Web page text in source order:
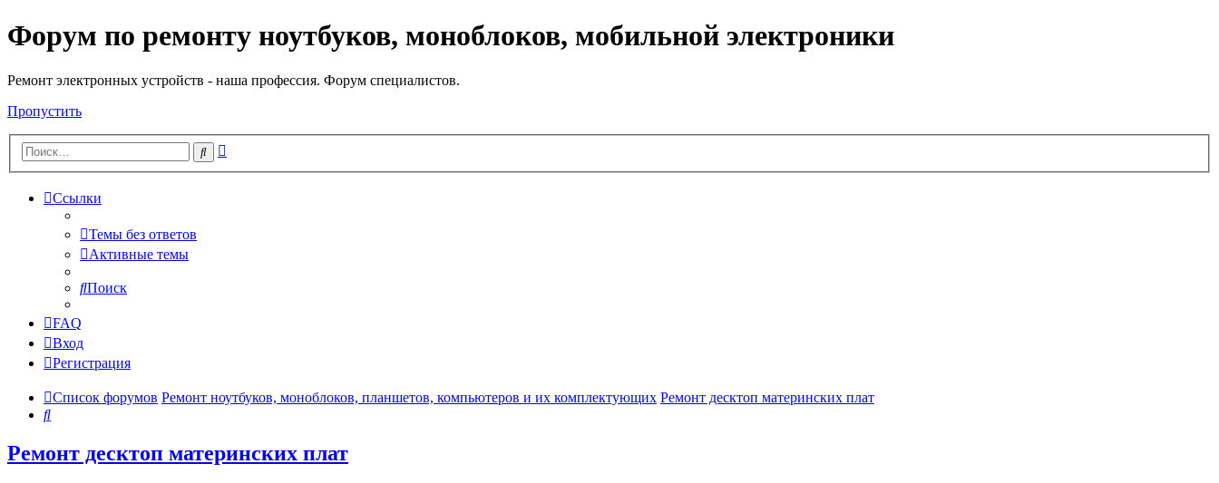
Регистрация
Форум по ремонту ноутбуков, моноблоков, мобильной электроники
Ремонт электронных устройств - наша профессия. Форум специалистов.
Пропустить
Поиск
Ссылки
Темы без ответов
Активные темы
Поиск
FAQ
Вход
Регистрация
Список форумов Ремонт ноутбуков, моноблоков, планшетов, компьютеров и их комплектующих Ремонт десктоп материнских плат
Поиск
Ремонт десктоп материнских плат